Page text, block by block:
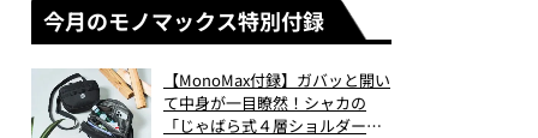
今月のモノマックス特別付録
【MonoMax付録】ガバッと開い
て中身が一目瞭然！シャカの
「じゃばら式４層ショルダーバ